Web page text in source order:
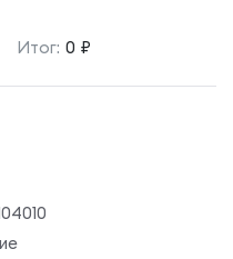
Итог: 0 ₽